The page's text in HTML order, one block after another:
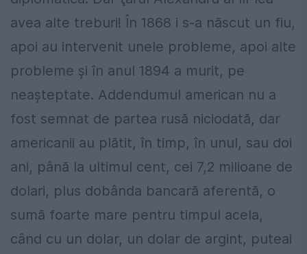
avea alte treburi! În 1868 i s-a născut un fiu,
apoi au intervenit unele probleme, apoi alte
probleme şi în anul 1894 a murit, pe
neaşteptate. Addendumul american nu a
fost semnat de partea rusă niciodată, dar
americanii au plătit, în timp, în unul, sau doi
ani, până la ultimul cent, cei 7,2 milioane de
dolari, plus dobânda bancară aferentă, o
sumă foarte mare pentru timpul acela,
când cu un dolar, un dolar de argint, puteai